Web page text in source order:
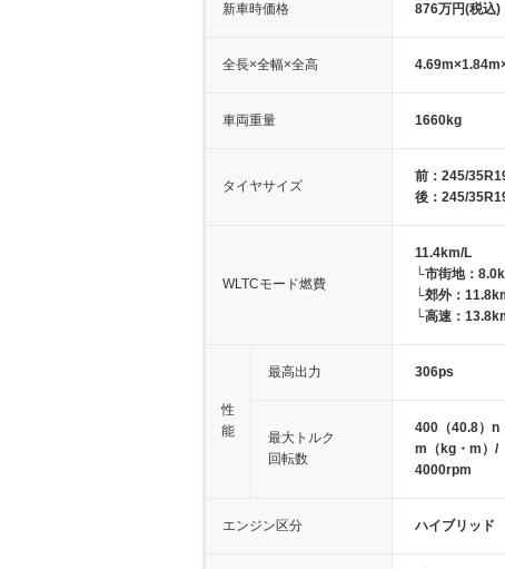
新車時価格
全長×全幅×全高
車両重量
タイヤサイズ
WLTCモード燃費
性
能
最高出力
最大トルク
回転数
エンジン区分
876万円(税込)
1660kg
前：245/
後：245/
11.4km/L
└市街地：
└郊外：
└高速：
306ps
400（40.8）n
m（kg・m）/
4000rpm
ハイブリッド